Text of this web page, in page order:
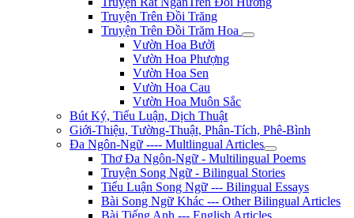
Truyện Trên Đồi Trăng
Truyện Trên Đồi Trăm Hoa
Vườn Hoa Bưởi
Vườn Hoa Phượng
Vườn Hoa Sen
Vườn Hoa Cau
Vườn Hoa Muôn Sắc
Bút Ký, Tiểu Luận, Dịch Thuật
Giới-Thiệu, Tường-Thuật, Phân-Tích, Phê-Bình
Đa Ngôn-Ngữ ---- Multlingual Articles
Thơ Đa Ngôn-Ngữ - Multilingual Poems
Truyện Song Ngữ - Bilingual Stories
Tiểu Luận Song Ngữ --- Bilingual Essays
Bài Song Ngữ Khác --- Other Bilingual Articles
Bài Tiếng Anh --- English Articles